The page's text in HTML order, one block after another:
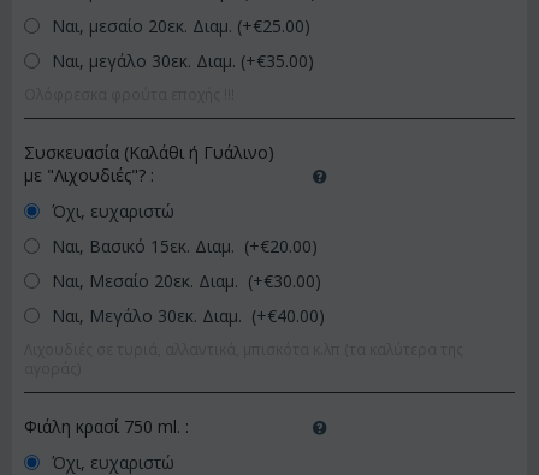
Ναι, μεσαίο 20εκ. Διαμ. (+€25.00)
Ναι, μεγάλο 30εκ. Διαμ. (+€35.00)
Συσκευασία (Καλάθι ή Γυάλινο)
με "Λιχουδιές"? :
Όχι, ευχαριστώ
Ναι, Βασικό 15εκ. Διαμ. (+€20.00)
Ναι, Μεσαίο 20εκ. Διαμ. (+€30.00)
Ναι, Μεγάλο 30εκ. Διαμ. (+€40.00)
Φιάλη κρασί 750 ml. :
Όχι, ευχαριστώ